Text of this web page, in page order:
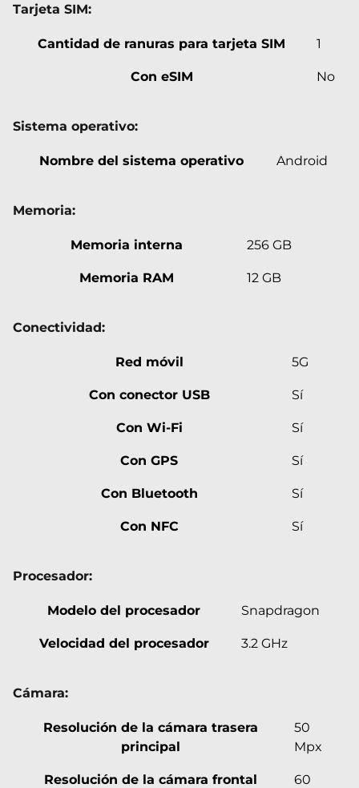
Tarjeta SIM:
Cantidad de ranuras para tarjeta SIM 1
Con eSIM No
Sistema operativo:
Nombre del sistema operativo Android
Memoria:
Memoria interna 256 GB
Memoria RAM 12 GB
Conectividad:
Red móvil 5G
Con conector USB Sí
Con Wi-Fi Sí
Con GPS Sí
Con Bluetooth Sí
Con NFC Sí
Procesador:
Modelo del procesador Snapdragon
Velocidad del procesador 3.2 GHz
Cámara:
Resolución de la cámara trasera
principal
50
Mpx
Resolución de la cámara frontal
60